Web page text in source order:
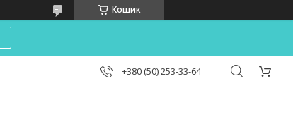
Кошик
+380 (50) 253-33-64